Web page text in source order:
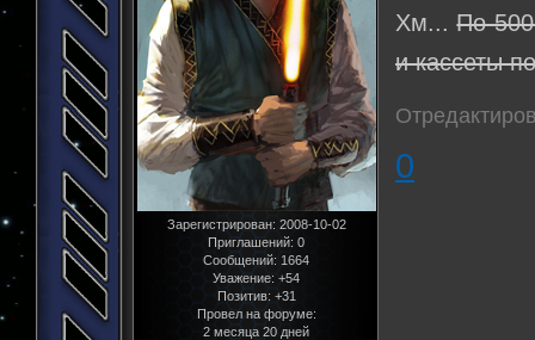
Зарегистрирован: 2008-10-02
Приглашений: 0
Сообщений: 1664
Уважение: +54
Позитив: +31
Провел на форуме:
2 месяца 20 дней
Хм...По
и кассеты
0